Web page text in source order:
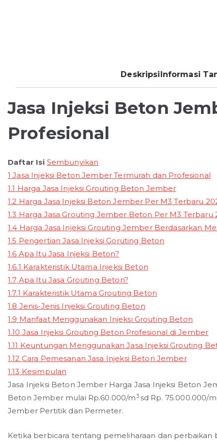
Deskripsi Informasi
Jasa Injeksi Beton
Profesional
Daftar Isi Sembunyikan
1 Jasa Injeksi Beton Jember Termurah dan Profesional
1.1 Harga Jasa Injeksi Grouting Beton Jember
1.2 Harga Jasa Injeksi Beton Jember Per M3 Terbaru
1.3 Harga Jasa Grouting Jember Beton Per M3 Terbaru
1.4 Harga Jasa Injeksi Grouting Jember Berdasarkan
1.5 Pengertian Jasa Injeksi Goruting Beton
1.6 Apa Itu Jasa Injeksi Beton?
1.6.1 Karakteristik Utama Injeksi Beton
1.7 Apa Itu Jasa Grouting Beton?
1.7.1 Karakteristik Utama Grouting Beton
1.8 Jenis-Jenis Injeksi Grouting Beton
1.9 Manfaat Menggunakan Injeksi Grouting Beton
1.10 Jasa Injeksi Grouting Beton Profesional di Jember
1.11 Keuntungan Menggunakan Jasa Injeksi Grouting
1.12 Cara Pemesanan Jasa Injeksi Beton Jember
1.13 Kesimpulan
Jasa Injeksi Beton Jember Harga Jasa Injeksi Beton
Beton Jember mulai Rp.60.000/m3 sd Rp. 75.000.000/m
Jember Pertitik dan Permeter.
Ketika berbicara tentang pemeliharaan dan